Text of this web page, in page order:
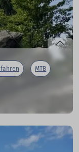
MTB
zum